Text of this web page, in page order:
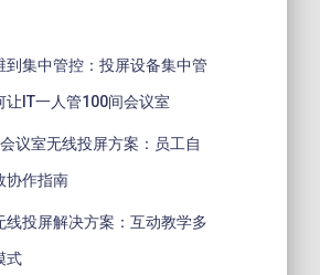
到集中管控：投屏设备集中管
让IT一人管100间会议室
议室无线投屏方案：员工自
协作指南
线投屏解决方案：互动教学多
式